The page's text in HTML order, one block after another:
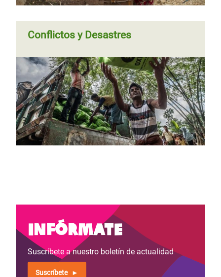
Conflictos y Desastres
Infórmate
Suscríbete a nuestro boletín de actualidad
Suscríbete